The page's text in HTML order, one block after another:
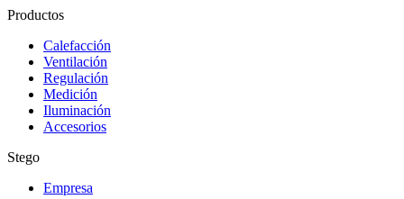
Productos
Calefacción
Ventilación
Regulación
Medición
Iluminación
Accesorios
Stego
Empresa